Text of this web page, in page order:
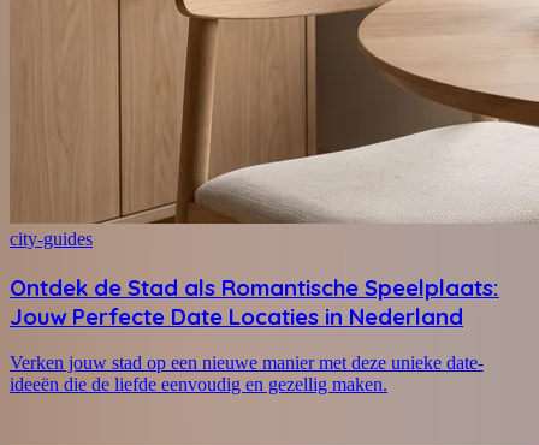
city-guides
Ontdek de Stad als Romantische Speelplaats:
Jouw Perfecte Date Locaties in Nederland
Verken jouw stad op een nieuwe manier met deze unieke date-
ideeën die de liefde eenvoudig en gezellig maken.